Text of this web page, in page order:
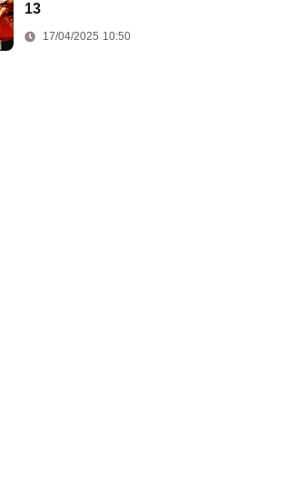
13
17/04/2025 10:50